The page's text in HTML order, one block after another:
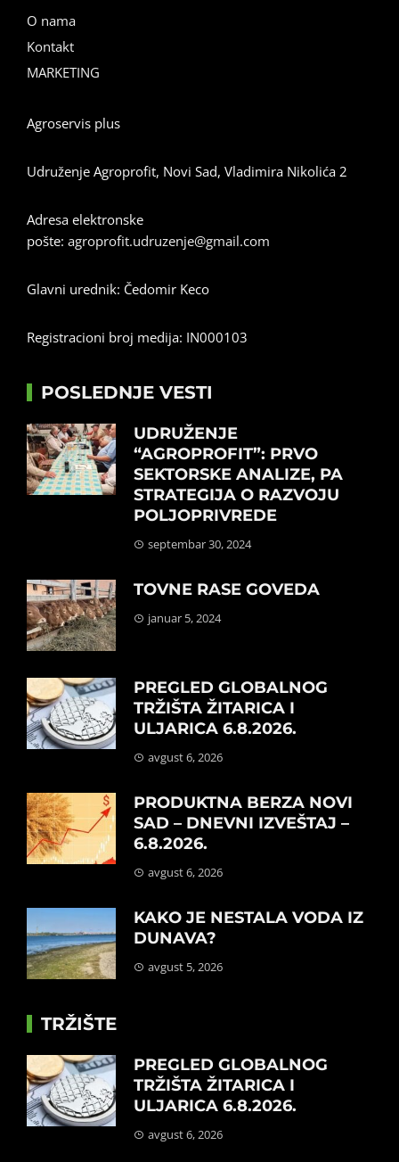
O nama
Kontakt
MARKETING
Agroservis plus
Udruženje Agroprofit, Novi Sad, Vladimira Nikolića 2
Adresa elektronske
pošte: agroprofit.udruzenje@gmail.com
Glavni urednik: Čedomir Keco
Registracioni broj medija: IN000103
POSLEDNJE VESTI
UDRUŽENJE
“AGROPROFIT”: PRVO
SEKTORSKE ANALIZE, PA
STRATEGIJA O RAZVOJU
POLJOPRIVREDE
septembar 30, 2024
TOVNE RASE GOVEDA
januar 5, 2024
PREGLED GLOBALNOG
TRŽIŠTA ŽITARICA I
ULJARICA 6.8.2026.
avgust 6, 2026
PRODUKTNA BERZA NOVI
SAD – DNEVNI IZVEŠTAJ –
6.8.2026.
avgust 6, 2026
KAKO JE NESTALA VODA IZ
DUNAVA?
avgust 5, 2026
TRŽIŠTE
PREGLED GLOBALNOG
TRŽIŠTA ŽITARICA I
ULJARICA 6.8.2026.
avgust 6, 2026